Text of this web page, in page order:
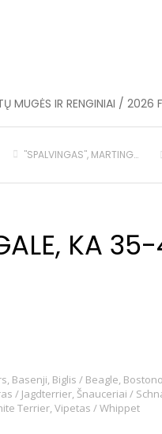
MUGĖS IR RENGINIAI / 2026
"SPALVINGAS", MARTINGALE
KA
, Basenji, Biglis / Beagle,
/ Jagdterrier, Šnauceriai /
Terrier,Vipetas / Whippet